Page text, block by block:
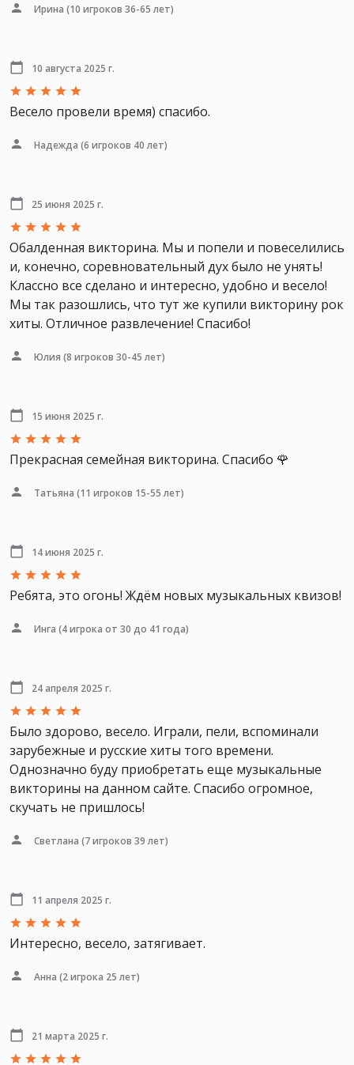
Ирина (10 игроков 36-65 лет)
10 августа 2025 г.
Весело провели время) спасибо.
Надежда (6 игроков 40 лет)
25 июня 2025 г.
Обалденная викторина. Мы и попели и повеселились
и, конечно, соревновательный дух было не унять!
Классно все сделано и интересно, удобно и весело!
Мы так разошлись, что тут же купили викторину рок
хиты. Отличное развлечение! Спасибо!
Юлия (8 игроков 30-45 лет)
15 июня 2025 г.
Прекрасная семейная викторина. Спасибо 🌹
Татьяна (11 игроков 15-55 лет)
14 июня 2025 г.
Ребята, это огонь! Ждём новых музыкальных квизов!
Инга (4 игрока от 30 до 41 года)
24 апреля 2025 г.
Было здорово, весело. Играли, пели, вспоминали
зарубежные и русские хиты того времени.
Однозначно буду приобретать еще музыкальные
викторины на данном сайте. Спасибо огромное,
скучать не пришлось!
Светлана (7 игроков 39 лет)
11 апреля 2025 г.
Интересно, весело, затягивает.
Анна (2 игрока 25 лет)
21 марта 2025 г.